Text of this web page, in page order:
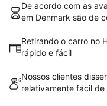
De acordo com as
em Denmark são de
Retirando o carro no
rápido e fácil
Nossos clientes
relativamente fácil